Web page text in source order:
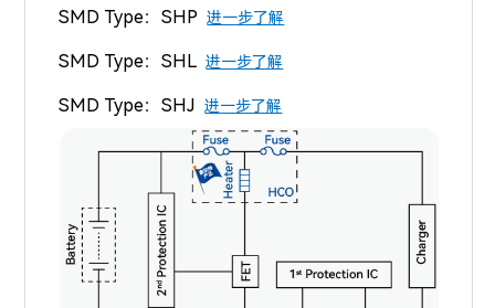
SMD Type：SHP进一步了解
SMD Type：SHL进一步了解
SMD Type：SHJ 进一步了解